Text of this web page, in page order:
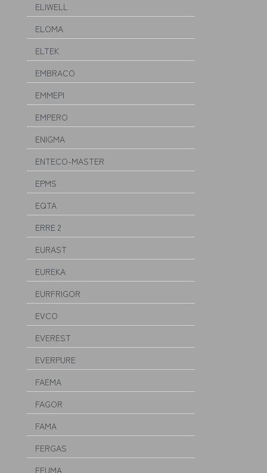
ELIWELL
ELOMA
ELTEK
EMBRACO
EMMEPI
EMPERO
ENIGMA
ENTECO-MASTER
EPMS
EQTA
ERRE 2
EURAST
EUREKA
EURFRIGOR
EVCO
EVEREST
EVERPURE
FAEMA
FAGOR
FAMA
FERGAS
FEUMA